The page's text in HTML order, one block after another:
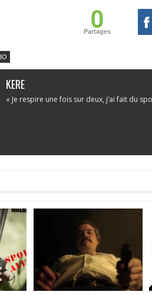
0
Partages
KERE
« Je respire une fois sur deux, j’ai fait du